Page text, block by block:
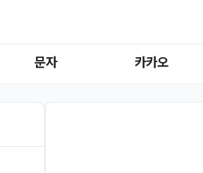
문자 카카오